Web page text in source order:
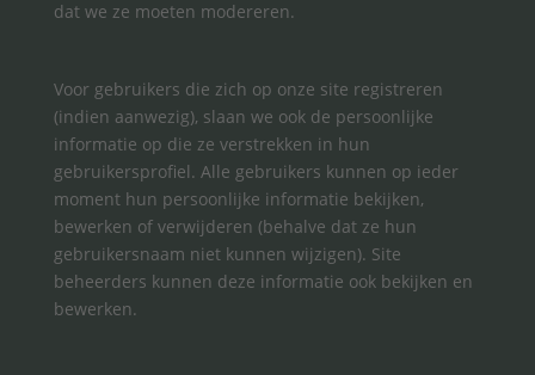
dat we ze moeten modereren.
Voor gebruikers die zich op onze site registreren
(indien aanwezig), slaan we ook de persoonlijke
informatie op die ze verstrekken in hun
gebruikersprofiel. Alle gebruikers kunnen op ieder
moment hun persoonlijke informatie bekijken,
bewerken of verwijderen (behalve dat ze hun
gebruikersnaam niet kunnen wijzigen). Site
beheerders kunnen deze informatie ook bekijken en
bewerken.